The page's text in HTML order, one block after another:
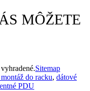
MÔŽETE
Sitemap
do racku, dátové
PDU